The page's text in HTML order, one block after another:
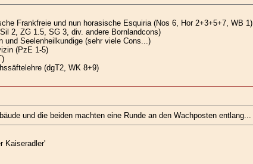
Frankfreie und nun horasische Esquiria (Nos 6, Hor 2+3+5+7, WB 1)
2, ZG 1.5, SG 3, div. andere Bornlandcons)
und Seelenheilkundige (sehr viele Cons...)
(PzE 1-5)
(dgT2, WK 8+9)
und die beiden machten eine Runde an den Wachposten entlang...
Kaiseradler'